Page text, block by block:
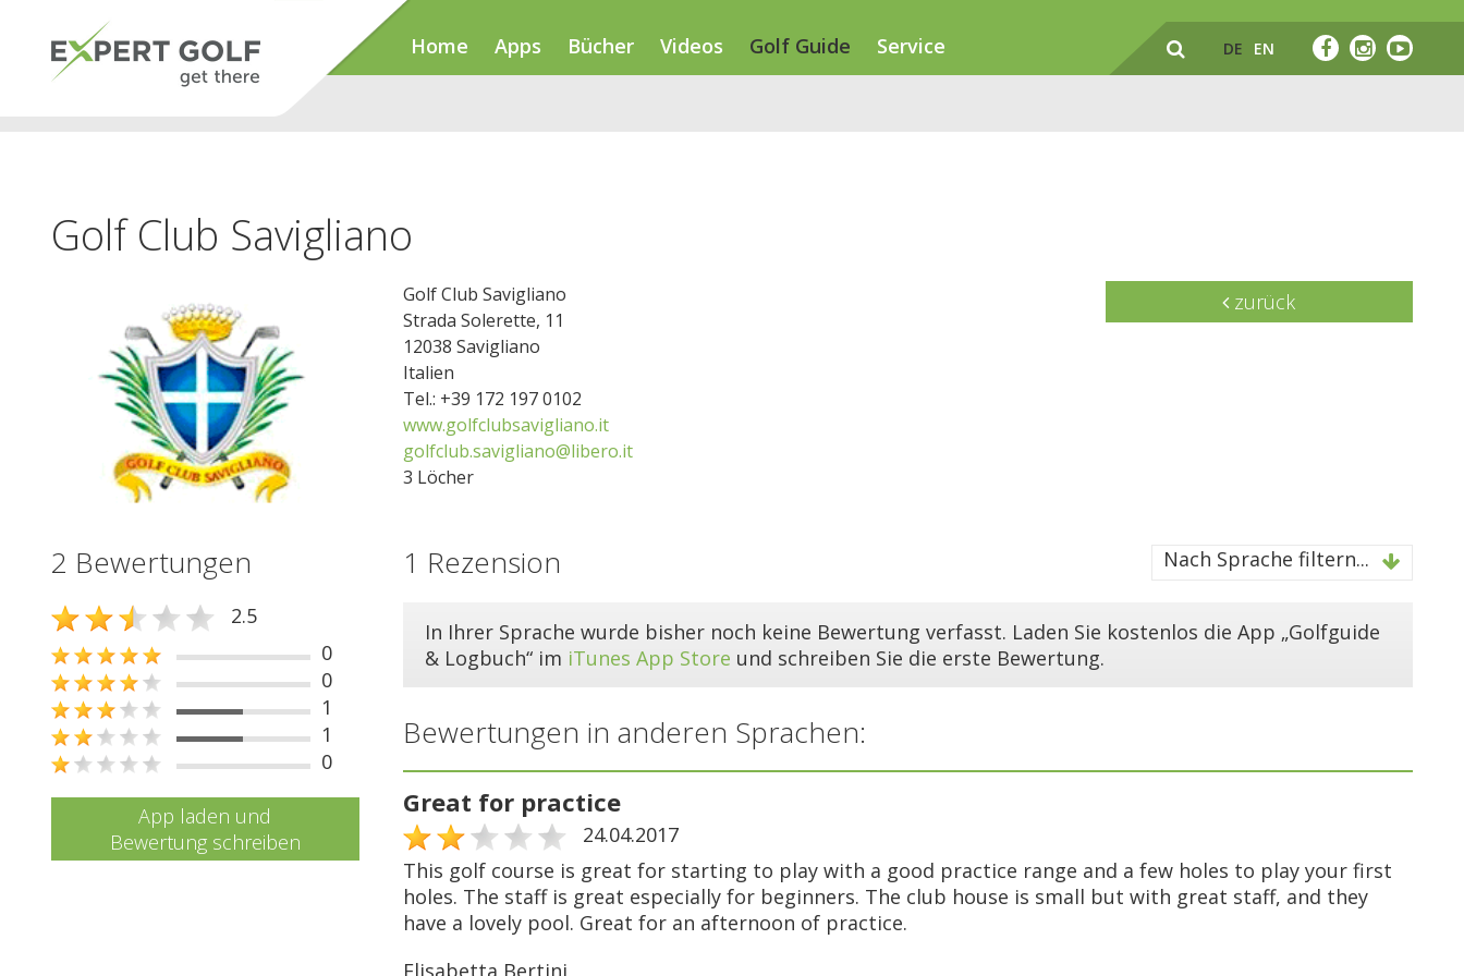
Home Apps Bücher Videos Golf Guide Service DE EN
Golf Club Savigliano
Golf Club Savigliano
Strada Solerette, 11
12038 Savigliano
Italien
Tel.: +39 172 197 0102
www.golfclubsavigliano.it
golfclub.savigliano@libero.it
3 Löcher
zurück
2 Bewertungen
2.5
0
0
1
1
0
App laden und
Bewertung schreiben
1 Rezension Nach Sprache filtern...
In Ihrer Sprache wurde bisher noch keine Bewertung verfasst. Laden Sie kostenlos die App „Golfguide
& Logbuch“ im iTunes App Store und schreiben Sie die erste Bewertung.
Bewertungen in anderen Sprachen:
Great for practice
24.04.2017
This golf course is great for starting to play with a good practice range and a few holes to play your first
holes. The staff is great especially for beginners. The club house is small but with great staff, and they
have a lovely pool. Great for an afternoon of practice.
Elisabetta Bertini